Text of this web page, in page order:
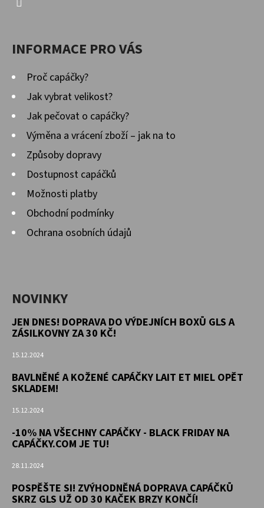
INFORMACE PRO VÁS
Proč capáčky?
Jak vybrat velikost?
Jak pečovat o capáčky?
Výměna a vrácení zboží – jak na to
Způsoby dopravy
Dostupnost capáčků
Možnosti platby
Obchodní podmínky
Ochrana osobních údajů
NOVINKY
JEN DNES! DOPRAVA DO VÝDEJNÍCH BOXŮ GLS A
ZÁSILKOVNY ZA 30 KČ!
15.12.2024
BAVLNĚNÉ A KOŽENÉ CAPÁČKY LAIT ET MIEL OPĚT
SKLADEM!
15.12.2024
-10% NA VŠECHNY CAPÁČKY - BLACK FRIDAY NA
CAPÁČKY.COM JE TU!
28.11.2024
POSPĚŠTE SI! ZVÝHODNĚNÁ DOPRAVA CAPÁČKŮ
SKRZ GLS UŽ OD 30 KAČEK BRZY KONČÍ!